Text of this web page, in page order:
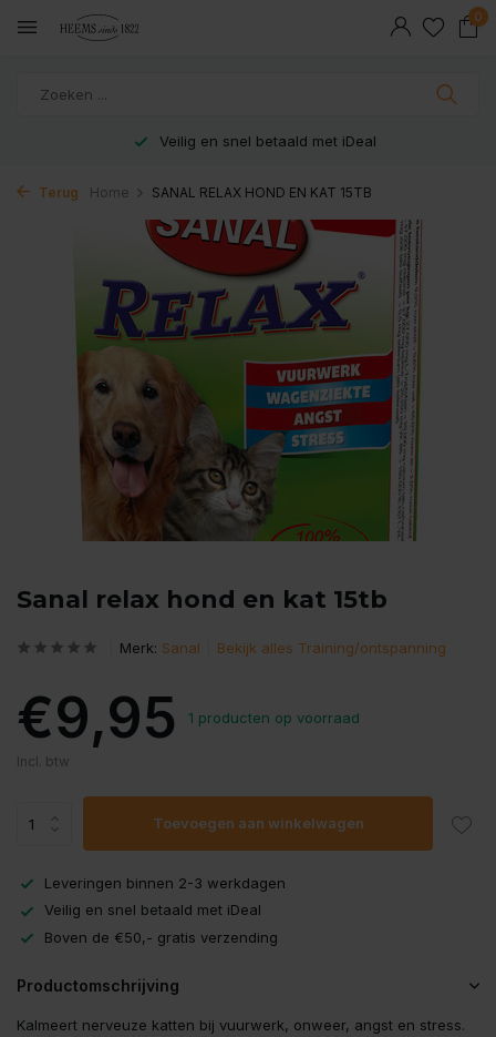
0
Veilig en snel betaald met iDeal
Terug Home SANAL RELAX HOND EN KAT 15TB
Sanal relax hond en kat 15tb
Merk: Sanal Bekijk alles Training/ontspanning
€9,95 1 producten op voorraad
Incl. btw
Toevoegen aan winkelwagen
Leveringen binnen 2-3 werkdagen
Veilig en snel betaald met iDeal
Boven de €50,- gratis verzending
Productomschrijving
Kalmeert nerveuze katten bij vuurwerk, onweer, angst en stress.